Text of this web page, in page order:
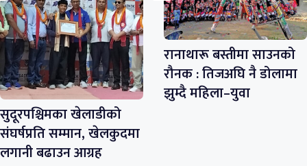
सुदूरपश्चिमका खेलाडीको
संघर्षप्रति सम्मान, खेलकुदमा
लगानी बढाउन आग्रह
रानाथारू बस्तीमा साउनको
रौनक : तिजअघि नै डोलामा
झुम्दै महिला–युवा